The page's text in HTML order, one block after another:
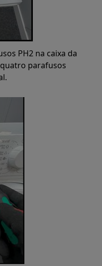
PH2 na caixa da
parafusos